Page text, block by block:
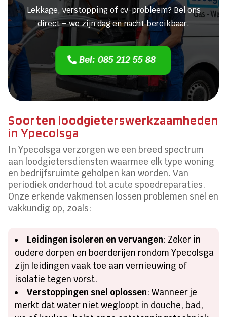
Lekkage, verstopping of cv-probleem? Bel ons
direct – we zijn dag en nacht bereikbaar.
Bel: 085 212 55 88
Soorten loodgieterswerkzaamheden
in Ypecolsga
In Ypecolsga verzorgen we een breed spectrum
aan loodgietersdiensten waarmee elk type woning
en bedrijfsruimte geholpen kan worden. Van
periodiek onderhoud tot acute spoedreparaties.
Onze erkende vakmensen lossen problemen snel en
vakkundig op, zoals:
Leidingen isoleren en vervangen: Zeker in
oudere dorpen en boerderijen rondom Ypecolsga
zijn leidingen vaak toe aan vernieuwing of
isolatie tegen vorst.
Verstoppingen snel oplossen: Wanneer je
merkt dat water niet wegloopt in douche, bad,